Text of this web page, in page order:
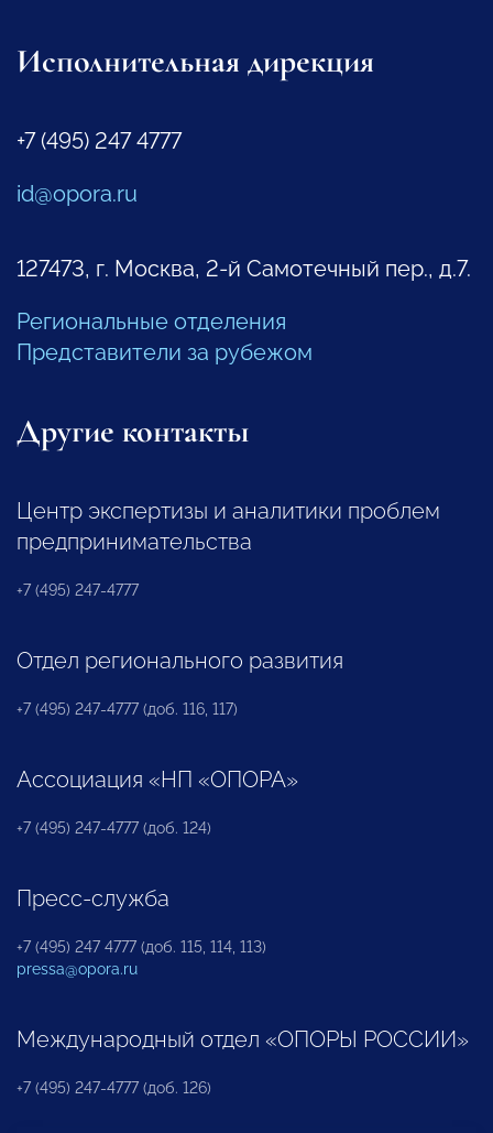
Исполнительная дирекция
+7 (495) 247 4777
id@opora.ru
127473, г. Москва, 2-й Самотечный пер., д.7.
Региональные отделения
Представители за рубежом
Другие контакты
Центр экспертизы и аналитики проблем
предпринимательства
+7 (495) 247-4777
Отдел регионального развития
+7 (495) 247-4777 (доб. 116, 117)
Ассоциация «НП «ОПОРА»
+7 (495) 247-4777 (доб. 124)
Пресс-служба
+7 (495) 247 4777 (доб. 115, 114, 113)
pressa@opora.ru
Международный отдел «ОПОРЫ РОССИИ»
+7 (495) 247-4777 (доб. 126)